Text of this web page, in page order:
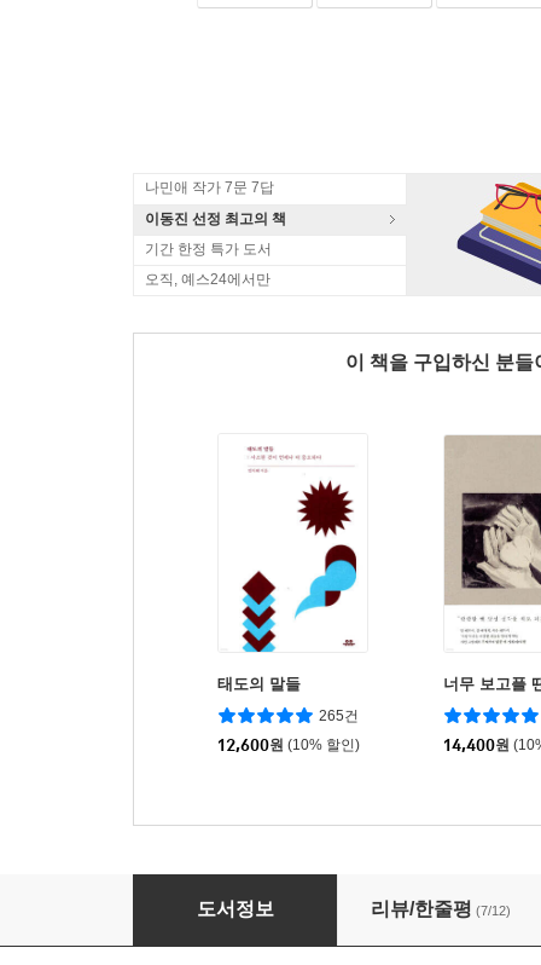
나민애 작가 7문 7답
이동진 선정 최고의 책
기간 한정 특가 도서
오직, 예스24에서만
이 책을 구입하신 분
태도의 말들
265건
12,600원 (10% 할인)
너무 보고플
14,400원
준최선의 롱런
도서정보 리뷰/한줄평 (7/12)